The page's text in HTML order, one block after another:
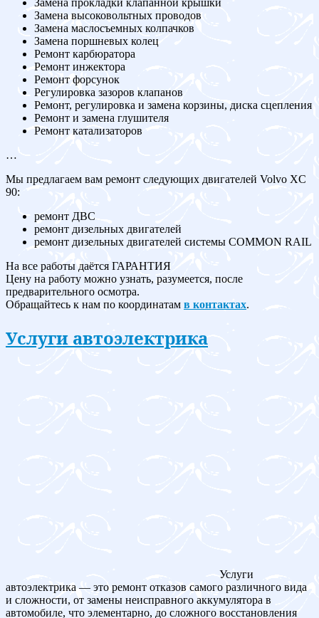
Замена прокладки клапанной крышки
Замена высоковольтных проводов
Замена маслосъемных колпачков
Замена поршневых колец
Ремонт карбюратора
Ремонт инжектора
Ремонт форсунок
Регулировка зазоров клапанов
Ремонт, регулировка и замена корзины, диска сцепления
Ремонт и замена глушителя
Ремонт катализаторов
…
Мы предлагаем вам ремонт следующих двигателей Volvo XC
90:
ремонт ДВС
ремонт дизельных двигателей
ремонт дизельных двигателей системы COMMON RAIL
На все работы даётся ГАРАНТИЯ
Цену на работу можно узнать, разумеется, после
предварительного осмотра.
Обращайтесь к нам по координатам в контактах.
Услуги автоэлектрика
Услуги
автоэлектрика — это ремонт отказов самого различного вида
и сложности, от замены неисправного аккумулятора в
автомобиле, что элементарно, до сложного восстановления